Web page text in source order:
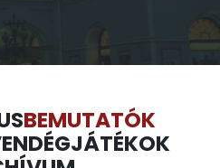
BEMUTATÓK